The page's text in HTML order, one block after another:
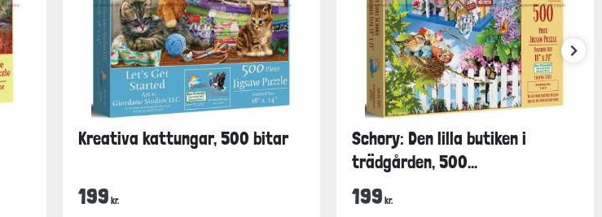
Kreativa kattungar, 500 bitar
199 kr.
Schory: Den lilla butiken i
trädgården, 500...
199 kr.